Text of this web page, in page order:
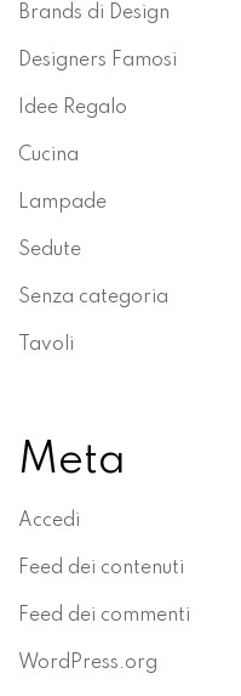
Brands di Design
Designers Famosi
Idee Regalo
Cucina
Lampade
Sedute
Senza categoria
Tavoli
Meta
Accedi
Feed dei contenuti
Feed dei commenti
WordPress.org